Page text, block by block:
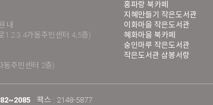
내
1.2.3.4가동주민센터 4,5층)
동주민센터 2층)
홍파랑 북카페
지혜만들기 작은도서관
이화마을 작은도서관
혜화마을 북카페
숭인마루 작은도서관
작은도서관 삼봉서랑
팩스 : 2148-5877